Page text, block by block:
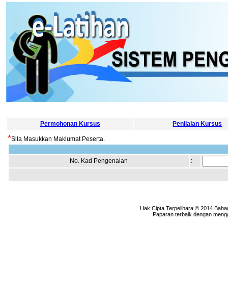
Permohonan Kursus Penilaian Kursus
*Sila Masukkan Maklumat Peserta.
No. Kad Pengenalan :
Hak Cipta Terpelihara © 2014
Paparan terbaik dengan